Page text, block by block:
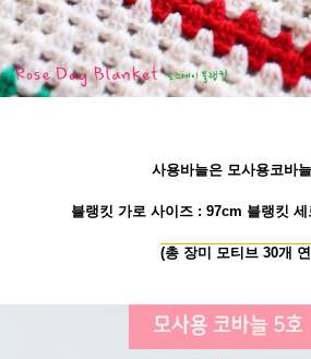
사용바늘은 모사용코바
블랭킷 가로 사이즈 : 97cm 블랭킷
(총 장미 모티브 30개